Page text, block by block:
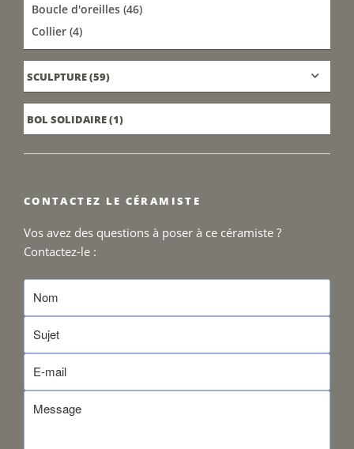
Boucle d'oreilles (46)
Collier (4)
SCULPTURE(59)
BOL SOLIDAIRE(1)
CONTACTEZ LE CÉRAMISTE
Vos avez des questions à poser à ce céramiste ?
Contactez-le :